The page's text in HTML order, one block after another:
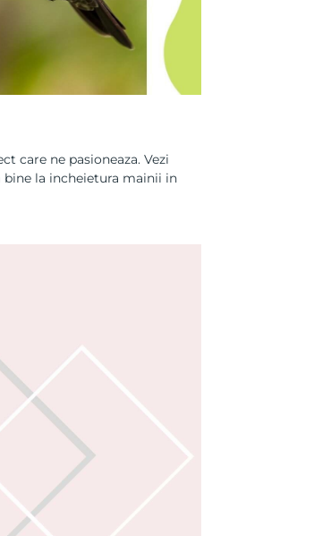
care ne pasioneaza. Vezi
la incheietura mainii in